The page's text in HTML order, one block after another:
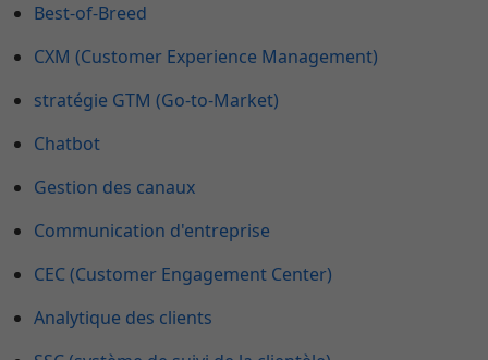
Best-of-Breed
CXM (Customer Experience Management)
stratégie GTM (Go-to-Market)
Chatbot
Gestion des canaux
Communication d'entreprise
CEC (Customer Engagement Center)
Analytique des clients